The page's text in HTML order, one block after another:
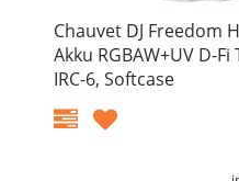
Chauvet DJ Freedom
Akku RGBAW+UV D-
IRC-6, Softcase